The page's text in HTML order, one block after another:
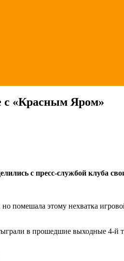
с «Красным Яром»
с пресс-службой клуба
помешала этому нехватка
в прошедшие выходные 4-й